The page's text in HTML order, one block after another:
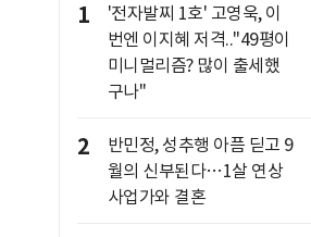
1
'전자발찌 1호' 고영욱, 이
번엔 이지혜 저격.."49평이
미니멀리즘? 많이 출세했
구나"
2
반민정, 성추행 아픔 딛고 9
월의 신부된다…1살 연상
사업가와 결혼